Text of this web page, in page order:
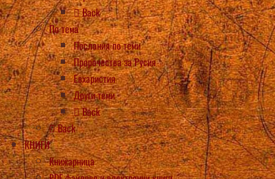
Back
По тема
Послания по теми
Пророчества за Русия
Евхаристия
Други теми
Back
Back
КНИГИ
Книжарница